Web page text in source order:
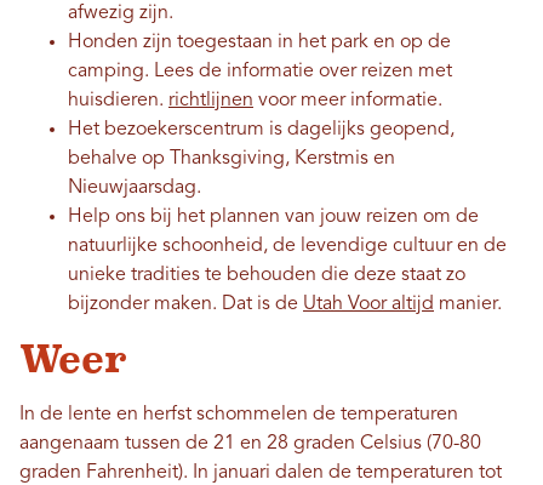
afwezig zijn.
Honden zijn toegestaan ​​in het park en op de
camping. Lees de informatie over reizen met
huisdieren. richtlijnen voor meer informatie.
Het bezoekerscentrum is dagelijks geopend,
behalve op Thanksgiving, Kerstmis en
Nieuwjaarsdag.
Help ons bij het plannen van jouw reizen om de
natuurlijke schoonheid, de levendige cultuur en de
unieke tradities te behouden die deze staat zo
bijzonder maken. Dat is de Utah Voor altijd manier.
Weer
In de lente en herfst schommelen de temperaturen
aangenaam tussen de 21 en 28 graden Celsius (70-80
graden Fahrenheit). In januari dalen de temperaturen tot